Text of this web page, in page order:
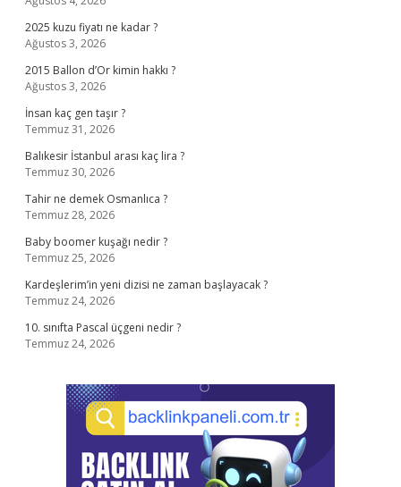
2025 kuzu fiyatı ne kadar ?
Ağustos 3, 2026
2015 Ballon d’Or kimin hakkı ?
Ağustos 3, 2026
İnsan kaç gen taşır ?
Temmuz 31, 2026
Balıkesir İstanbul arası kaç lira ?
Temmuz 30, 2026
Tahir ne demek Osmanlıca ?
Temmuz 28, 2026
Baby boomer kuşağı nedir ?
Temmuz 25, 2026
Kardeşlerim’in yeni dizisi ne zaman başlayacak ?
Temmuz 24, 2026
10. sınıfta Pascal üçgeni nedir ?
Temmuz 24, 2026